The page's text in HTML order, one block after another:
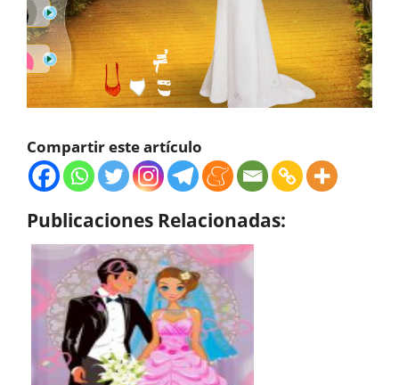
Compartir este artículo
Publicaciones Relacionadas: